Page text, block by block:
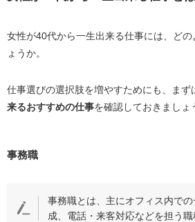
接客業
Webライター
Webデザイナー
女性が40代から一生出来る仕事には、ど
ょうか。
仕事選びの選択肢を増やすためにも、まず
来るおすすめの仕事を確認しておきましょ
事務職
事務職とは、主にオフィス内で
成、電話・来客対応などを担う職